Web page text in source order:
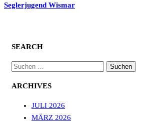
Seglerjugend Wismar
SEARCH
SUCHEN
ARCHIVES
JULI 2026
MÄRZ 2026